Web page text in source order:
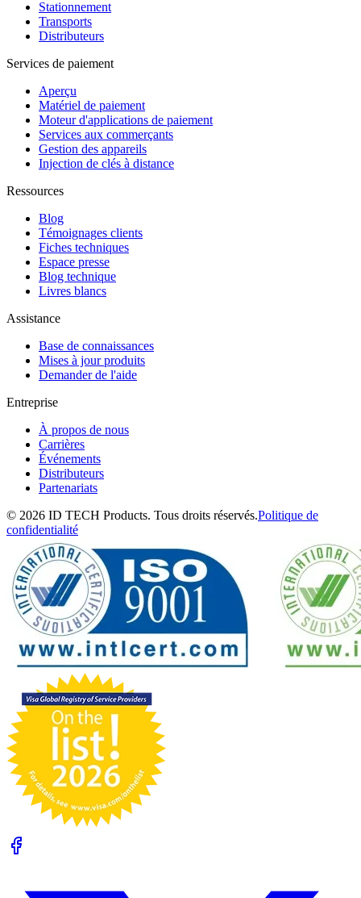
Stationnement
Transports
Distributeurs
Services de paiement
Aperçu
Matériel de paiement
Moteur d'applications de paiement
Services aux commerçants
Gestion des appareils
Injection de clés à distance
Ressources
Blog
Témoignages clients
Fiches techniques
Espace presse
Blog technique
Livres blancs
Assistance
Base de connaissances
Mises à jour produits
Demander de l'aide
Entreprise
À propos de nous
Carrières
Événements
Distributeurs
Partenariats
© 2026 ID TECH Products. Tous droits réservés.Politique de
confidentialité